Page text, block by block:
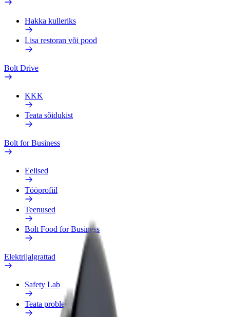
Hakka kulleriks
Lisa restoran või pood
Bolt Drive
KKK
Teata sõidukist
Bolt for Business
Eelised
Tööprofiil
Teenused
Bolt Food for Business
Elektrijalgrattad
Safety Lab
Teata probleemist